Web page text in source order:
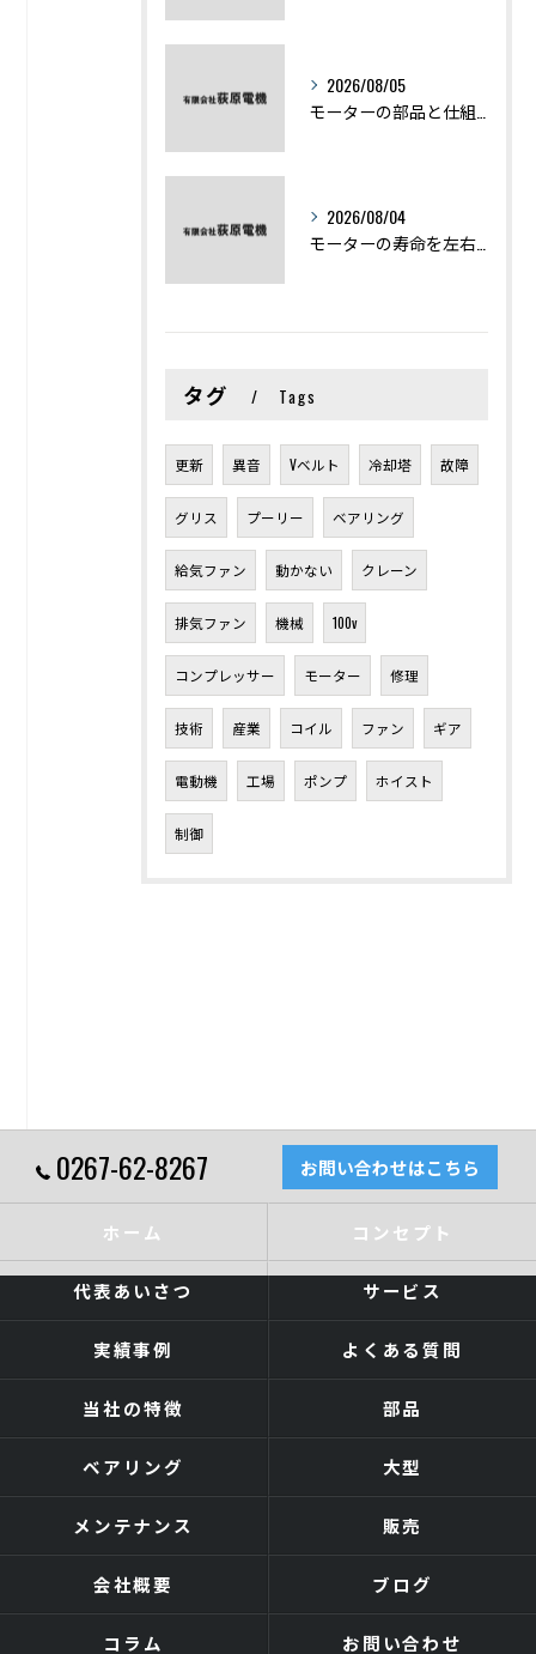
2026/08/05
2026/08/04
タグ Tags
更新 異音 Vベルト 冷却塔 故障
グリス プーリー ベアリング
給気ファン 動かない クレーン
排気ファン 機械 100v
コンプレッサー モーター 修理
技術 産業 コイル ファン ギア
電動機 工場 ポンプ ホイスト
制御
0267-62-8267 お問い合わせはこちら
ホーム コンセプト
代表あいさつ サービス
実績事例 よくある質問
当社の特徴 部品
ベアリング 大型
メンテナンス 販売
会社概要 ブログ
コラム お問い合わせ